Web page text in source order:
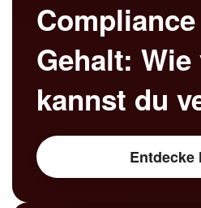
Gehalt: Wie
kannst du
Entdecke